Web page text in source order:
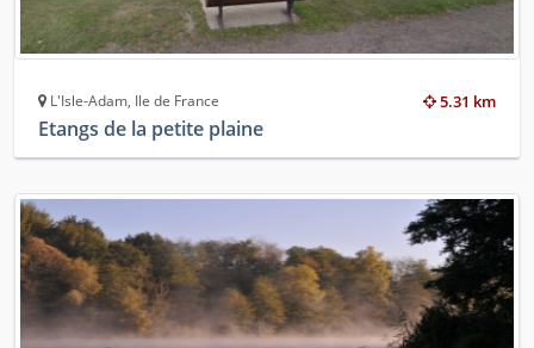
5.31 km
L'Isle-Adam, Ile de France
Etangs de la petite plaine